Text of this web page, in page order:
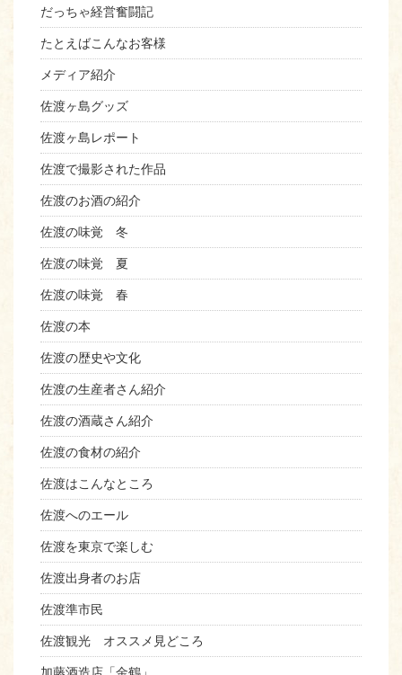
だっちゃ経営奮闘記
たとえばこんなお客様
メディア紹介
佐渡ヶ島グッズ
佐渡ヶ島レポート
佐渡で撮影された作品
佐渡のお酒の紹介
佐渡の味覚 冬
佐渡の味覚 夏
佐渡の味覚 春
佐渡の本
佐渡の歴史や文化
佐渡の生産者さん紹介
佐渡の酒蔵さん紹介
佐渡の食材の紹介
佐渡はこんなところ
佐渡へのエール
佐渡を東京で楽しむ
佐渡出身者のお店
佐渡準市民
佐渡観光 オススメ見どころ